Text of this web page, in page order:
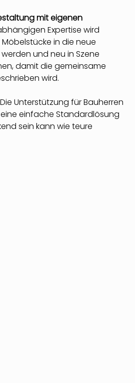
mit eigenen
Expertise wird
in die neue
und neu in Szene
damit die gemeinsame
wird.
Die Unterstützung für Bauherren
einfache Standardlösung
sein kann wie teure